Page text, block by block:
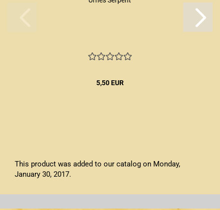
5,50 EUR
This product was added to our catalog on Monday,
January 30, 2017.